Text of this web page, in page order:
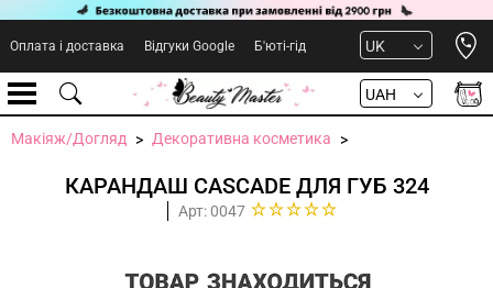
Оплата і доставка Відгуки Google Б'юті-гід UK
UAH
Макіяж/Догляд Декоративна косметика
КАРАНДАШ CASCADE ДЛЯ ГУБ 324
Арт: 0047